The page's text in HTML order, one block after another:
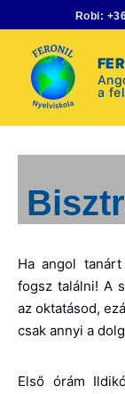
to
content
Robi:
a
Ha angol
fogsz találni! A
az oktatásod,
csak annyi a
Első órám